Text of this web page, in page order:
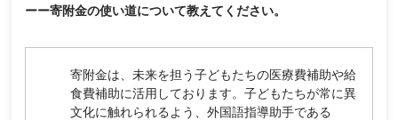
ーー寄附金の使い道について教えてください。
寄附金は、未来を担う子どもたちの医療費補助や給
食費補助に活用しております。子どもたちが常に異
文化に触れられるよう、外国語指導助手である